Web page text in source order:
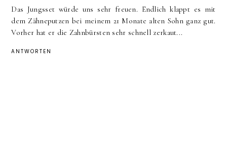
Das Jungsset würde uns sehr freuen. Endlich klappt es mit
dem Zähneputzen bei meinem 21 Monate alten Sohn ganz gut.
Vorher hat er die Zahnbürsten sehr schnell zerkaut...
ANTWORTEN